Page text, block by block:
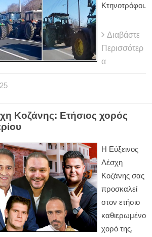
Κτηνοτρόφοι.
Διαβάστε
Περισσότερ
α
Κοζάνης: Ετήσιος χορός
Η Εύξεινος
Λέσχη
Κοζάνης σας
προσκαλεί
στον ετήσιο
καθιερωμένο
χορό της,